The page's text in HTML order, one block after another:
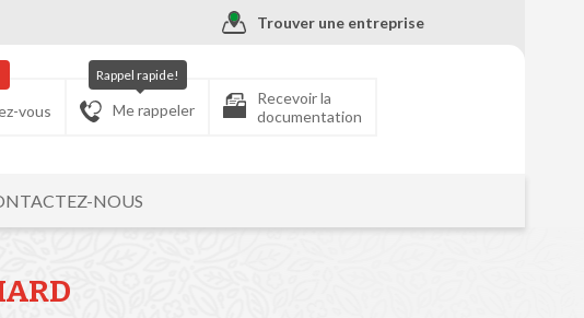
Trouver une entreprise
vous Me rappeler
Rappel rapide!
Recevoir la
documentation
NOUS